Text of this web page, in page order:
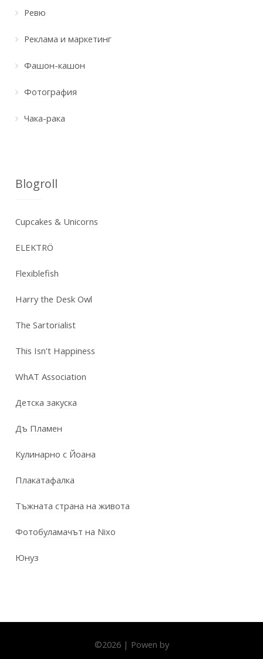
Ревю
Реклама и маркетинг
Фашон-кашон
Фотография
Чака-рака
Blogroll
Cupcakes & Unicorns
ELEKTRÖ
Flexiblefish
Harry the Desk Owl
The Sartorialist
This Isn't Happiness
WhAT Association
Детска закуска
Дъ Пламен
Кулинарно с Йоана
Плакатафалка
Тъжната страна на живота
Фотобуламачът на Nixo
Юнуз
©2026 | Powen by